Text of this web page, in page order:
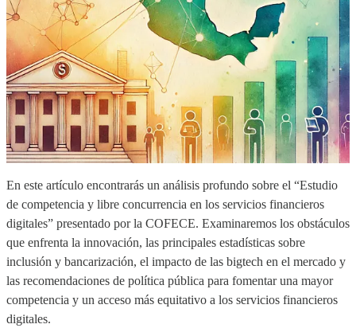
En este artículo encontrarás un análisis profundo sobre el “Estudio
de competencia y libre concurrencia en los servicios financieros
digitales” presentado por la COFECE. Examinaremos los obstáculos
que enfrenta la innovación, las principales estadísticas sobre
inclusión y bancarización, el impacto de las bigtech en el mercado y
las recomendaciones de política pública para fomentar una mayor
competencia y un acceso más equitativo a los servicios financieros
digitales.